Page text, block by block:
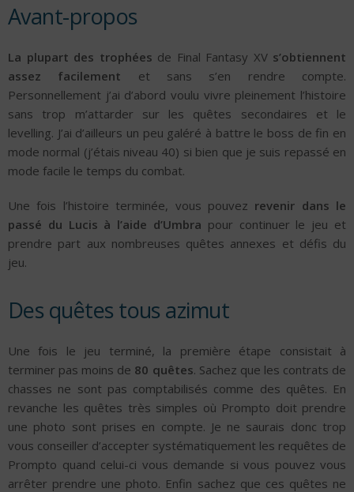
Avant-propos
La plupart des trophées de Final Fantasy XV s’obtiennent
assez facilement et sans s’en rendre compte.
Personnellement j’ai d’abord voulu vivre pleinement l’histoire
sans trop m’attarder sur les quêtes secondaires et le
levelling. J’ai d’ailleurs un peu galéré à battre le boss de fin en
mode normal (j’étais niveau 40) si bien que je suis repassé en
mode facile le temps du combat.
Une fois l’histoire terminée, vous pouvez revenir dans le
passé du Lucis à l’aide d’Umbra pour continuer le jeu et
prendre part aux nombreuses quêtes annexes et défis du
jeu.
Des quêtes tous azimut
Une fois le jeu terminé, la première étape consistait à
terminer pas moins de 80 quêtes. Sachez que les contrats de
chasses ne sont pas comptabilisés comme des quêtes. En
revanche les quêtes très simples où Prompto doit prendre
une photo sont prises en compte. Je ne saurais donc trop
vous conseiller d’accepter systématiquement les requêtes de
Prompto quand celui-ci vous demande si vous pouvez vous
arrêter prendre une photo. Enfin sachez que ces quêtes ne